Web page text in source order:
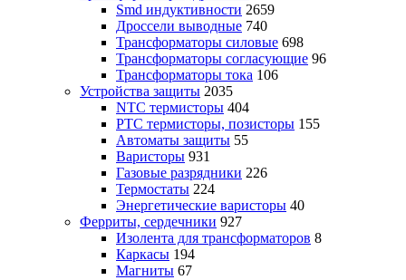
Smd индуктивности 2659
Дроссели выводные 740
Трансформаторы силовые 698
Трансформаторы согласующие 96
Трансформаторы тока 106
Устройства защиты 2035
NTC термисторы 404
PTC термисторы, позисторы 155
Автоматы защиты 55
Варисторы 931
Газовые разрядники 226
Термостаты 224
Энергетические варисторы 40
Ферриты, сердечники 927
Изолента для трансформаторов 8
Каркасы 194
Магниты 67